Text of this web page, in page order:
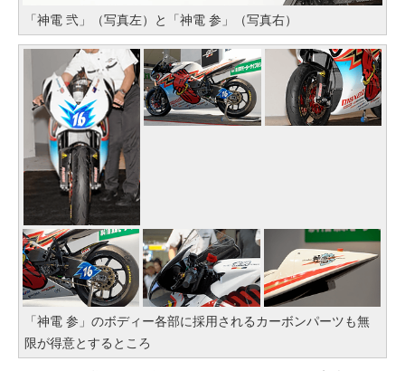
「神電 弐」（写真左）と「神電 参」（写真右）
「神電 参」のボディー各部に採用されるカーボンパーツも無
限が得意とするところ